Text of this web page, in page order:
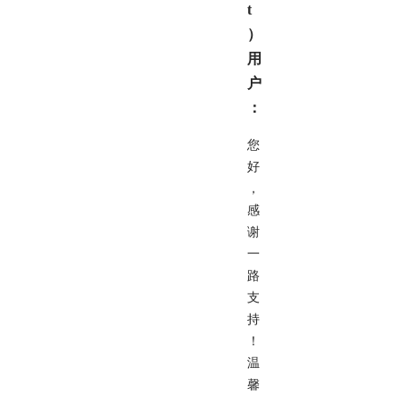
t
）
用
户
：
您
好
，
感
谢
一
路
支
持
！
温
馨